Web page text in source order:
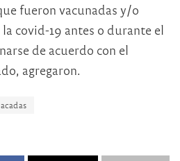
fueron vacunadas y/o
covid-19 antes o durante el
de acuerdo con el
agregaron.